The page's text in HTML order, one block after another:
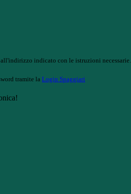
indicato con le istruzioni necessarie.
tramite la Login Spaggiari